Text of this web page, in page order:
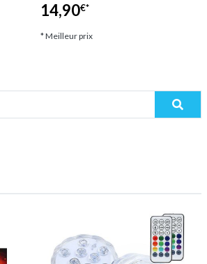
14,90€*
* Meilleur prix